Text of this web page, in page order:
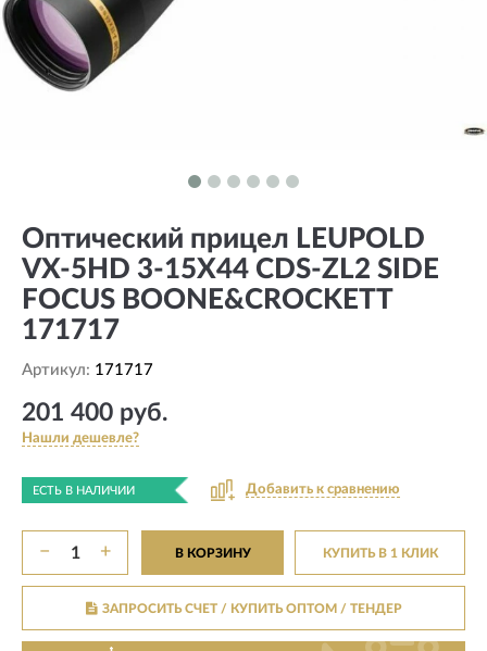
Оптический прицел LEUPOLD
VX-5HD 3-15X44 CDS-ZL2 SIDE
FOCUS BOONE&CROCKETT
171717
Артикул: 171717
201 400 руб.
Нашли дешевле?
ЕСТЬ В НАЛИЧИИ Добавить к сравнению
− + В КОРЗИНУ КУПИТЬ В 1 КЛИК
ЗАПРОСИТЬ СЧЕТ / КУПИТЬ ОПТОМ/ ТЕНДЕР